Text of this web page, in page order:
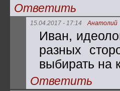
Ответить
15.04.2017 - 17:14 Анатолий
Иван,
разных
выбирать на
Ответить